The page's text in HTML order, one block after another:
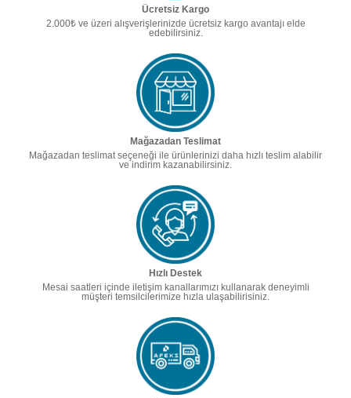
Ücretsiz Kargo
2.000₺ ve üzeri alışverişlerinizde ücretsiz kargo avantajı elde
edebilirsiniz.
Mağazadan Teslimat
Mağazadan teslimat seçeneği ile ürünlerinizi daha hızlı teslim alabilir
ve indirim kazanabilirsiniz.
Hızlı Destek
Mesai saatleri içinde iletişim kanallarımızı kullanarak deneyimli
müşteri temsilcilerimize hızla ulaşabilirisiniz.